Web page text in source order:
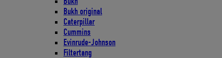
Bukh original
Caterpillar
Cummins
Evinrude-Johnson
Filtertang